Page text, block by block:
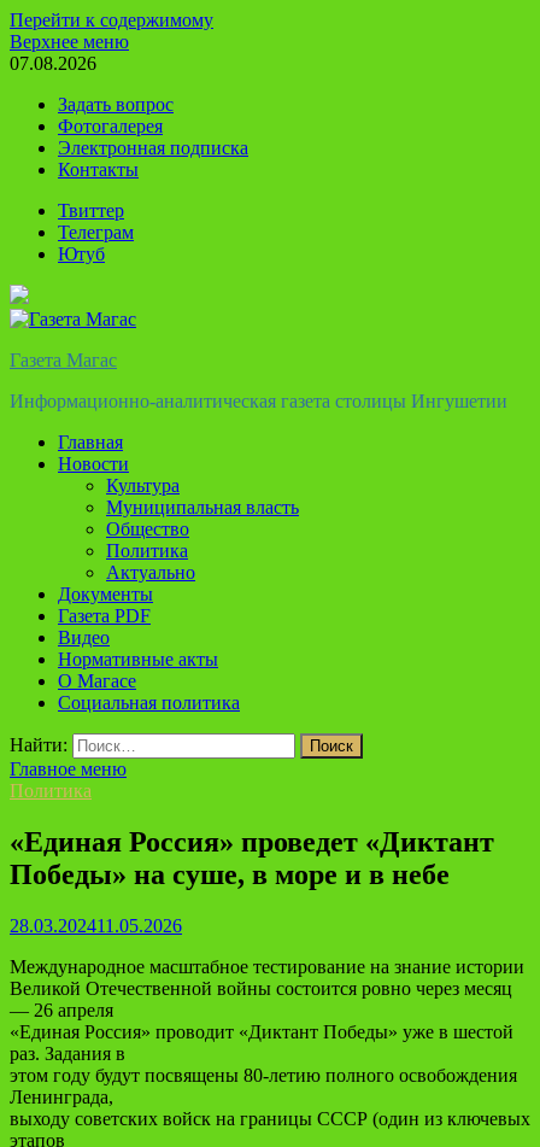
Перейти к содержимому
Верхнее меню
07.08.2026
Задать вопрос
Фотогалерея
Электронная подписка
Контакты
Твиттер
Телеграм
Ютуб
Газета Магас
Информационно-аналитическая газета столицы Ингушетии
Главная
Новости
Культура
Муниципальная власть
Общество
Политика
Актуально
Документы
Газета PDF
Видео
Нормативные акты
О Магасе
Социальная политика
Найти:
Главное меню
Политика
«Единая Россия» проведет «Диктант
Победы» на суше, в море и в небе
28.03.202411.05.2026
Международное масштабное тестирование на знание истории
Великой Отечественной войны состоится ровно через месяц
— 26 апреля
«Единая Россия» проводит «Диктант Победы» уже в шестой
раз. Задания в
этом году будут посвящены 80-летию полного освобождения
Ленинграда,
выходу советских войск на границы СССР (один из ключевых
этапов